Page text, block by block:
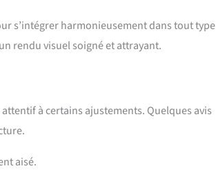
s’intégrer harmonieusement dans tout type
rendu visuel soigné et attrayant.
à certains ajustements. Quelques avis
aisé.